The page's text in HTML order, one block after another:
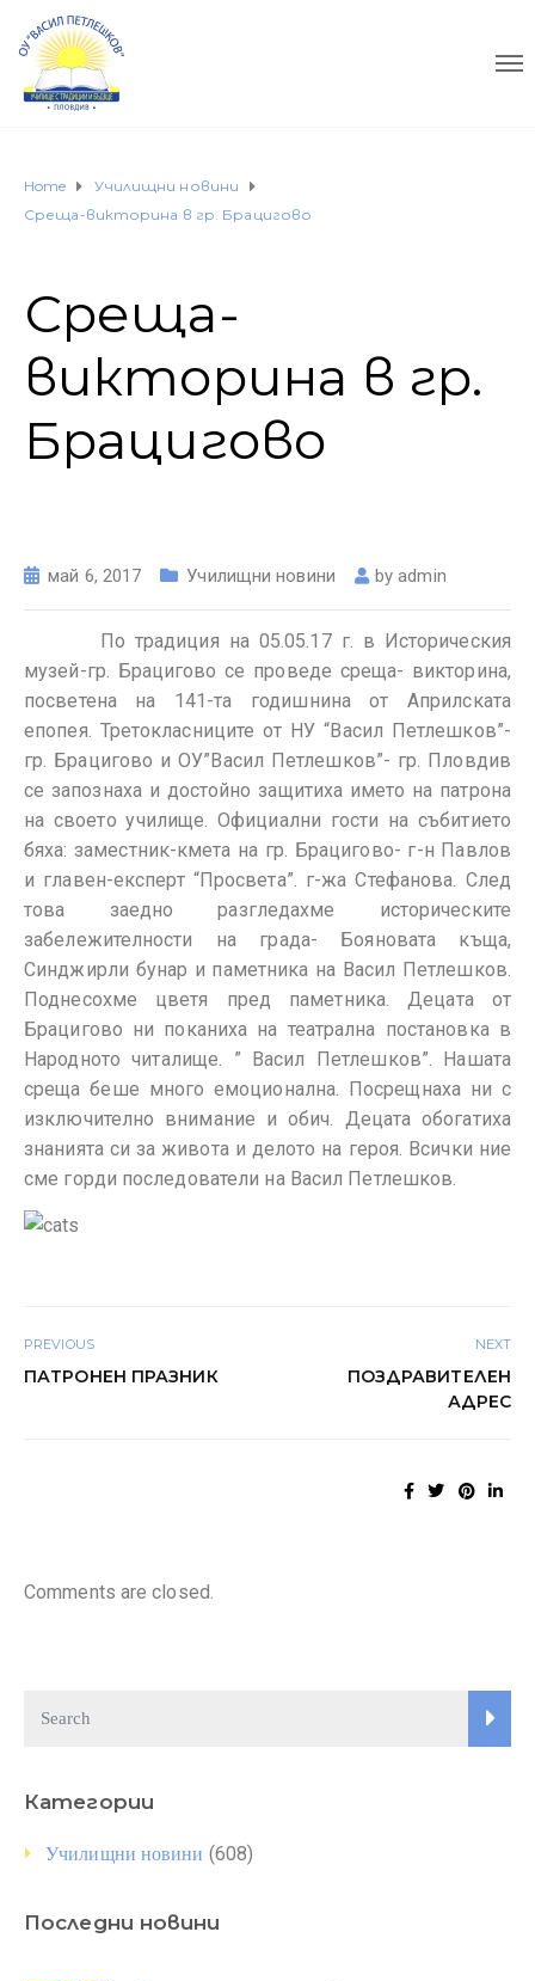
Home
Училищни новини
Среща-викторина в гр. Брацигово
Среща-
викторина в гр.
Брацигово
май 6, 2017 Училищни новини byadmin
По традиция на 05.05.17 г. в Историческия
музей-гр. Брацигово се проведе среща- викторина,
посветена на 141-та годишнина от Априлската
епопея. Третокласниците от НУ “Васил Петлешков”-
гр. Брацигово и ОУ”Васил Петлешков”- гр. Пловдив
се запознаха и достойно защитиха името на патрона
на своето училище. Официални гости на събитието
бяха: заместник-кмета на гр. Брацигово- г-н Павлов
и главен-експерт “Просвета”. г-жа Стефанова. След
това заедно разгледахме историческите
забележителности на града- Бояновата къща,
Синджирли бунар и паметника на Васил Петлешков.
Поднесохме цветя пред паметника. Децата от
Брацигово ни поканиха на театрална постановка в
Народното читалище. ” Васил Петлешков”. Нашата
среща беше много емоционална. Посрещнаха ни с
изключително внимание и обич. Децата обогатиха
знанията си за живота и делото на героя. Всички ние
сме горди последователи на Васил Петлешков.
PREVIOUS
ПАТРОНЕН ПРАЗНИК
NEXT
ПОЗДРАВИТЕЛЕН
АДРЕС
Comments are closed.
Категории
Училищни новини (608)
Последни новини